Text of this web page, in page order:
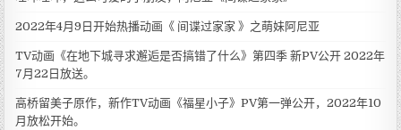
2022年4月9日开始热播动画《 间谍过家家 》之萌妹阿尼亚
TV动画《在地下城寻求邂逅是否搞错了什么》第四季 新PV公开 2022年
7月22日放送。
高桥留美子原作，新作TV动画《福星小子》PV第一弹公开，2022年10
月放松开始。